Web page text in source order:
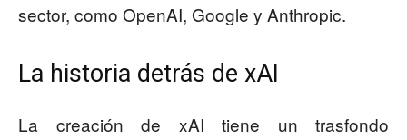
sector, como OpenAI, Google y Anthropic.
La historia detrás de xAI
La creación de xAI tiene un trasfondo